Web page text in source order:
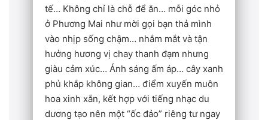
tế… Không chỉ là chỗ để ăn… mỗi góc nhỏ
ở Phương Mai như mời gọi bạn thả mình
vào nhịp sống chậm… nhắm mắt và tận
hưởng hương vị chay thanh đạm nhưng
giàu cảm xúc… Ánh sáng ấm áp… cây xanh
phủ khắp không gian… điểm xuyến muôn
hoa xinh xắn, kết hợp với tiếng nhạc du
dương tạo nên một “ốc đảo” riêng tư ngay